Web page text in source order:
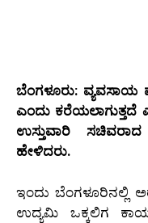
ಬೆಂಗಳೂರು: ವ್ಯವಸಾಯ
ಎಂದು ಕರೆಯಲಾಗುತ್ತದೆ
ಉಸ್ತುವಾರಿ
ಹೇಳಿದರು.
ಇಂದು ಬೆಂಗಳೂರಿನಲ್ಲಿ
ಉದ್ಯಮಿ ಒಕ್ಕಲಿಗ